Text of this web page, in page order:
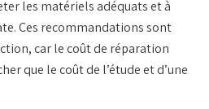
les matériels adéquats et à
Ces recommandations sont
car le coût de réparation
que le coût de l’étude et d’une